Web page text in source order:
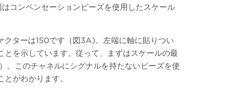
コンペンセーションビーズを使用したスケール
クターは150です（図3A)。左端に軸に貼りつい
を示しています。従って、まずはスケールの最
このチャネルにシグナルを持たないビーズを使
がわかります。